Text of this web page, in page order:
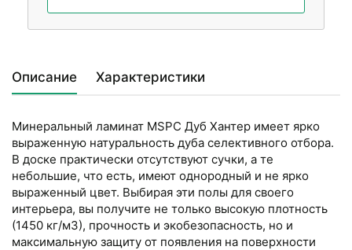
Описание Характеристики
Минеральный ламинат MSPC Дуб Хантер имеет ярко
выраженную натуральность дуба селективного отбора.
В доске практически отсутствуют сучки, а те
небольшие, что есть, имеют однородный и не ярко
выраженный цвет. Выбирая эти полы для своего
интерьера, вы получите не только высокую плотность
(1450 кг/м3), прочность и экобезопасность, но и
максимальную защиту от появления на поверхности